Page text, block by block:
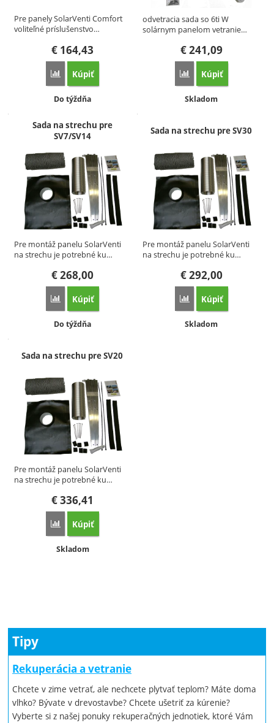
Pre panely SolarVenti Comfort
voliteľné príslušenstvo…
€ 164,43
Porovnať
Kúpiť
Dostupnosť:
Do týždňa
odvetracia sada so 6ti W
solárnym panelom vetranie…
€241,09
Porovnať
Kúpiť
Dostupnosť:
Skladom
Sada na strechu pre
SV7/SV14
Pre montáž panelu SolarVenti
na strechu je potrebné ku…
€268,00
Porovnať
Kúpiť
Dostupnosť:
Do týždňa
Sada na strechu pre SV30
Pre montáž panelu SolarVenti
na strechu je potrebné ku…
€292,00
Porovnať
Kúpiť
Dostupnosť:
Skladom
Sada na strechu pre SV20
Pre montáž panelu SolarVenti
na strechu je potrebné ku…
€336,41
Porovnať
Kúpiť
Dostupnosť:
Skladom
Tipy
Rekuperácia a vetranie
Chcete v zime vetrať, ale nechcete plytvať teplom? Máte doma
vlhko? Bývate v drevostavbe? Chcete ušetriť za kúrenie?
Vyberte si z našej ponuky rekuperačných jednotiek, ktoré Vám